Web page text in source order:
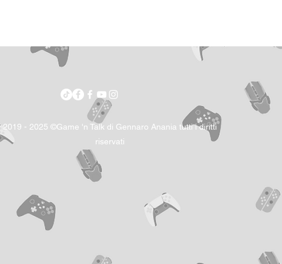
2019 - 2025 ©Game 'n Talk di Gennaro Anania tutti i diritti
riservati